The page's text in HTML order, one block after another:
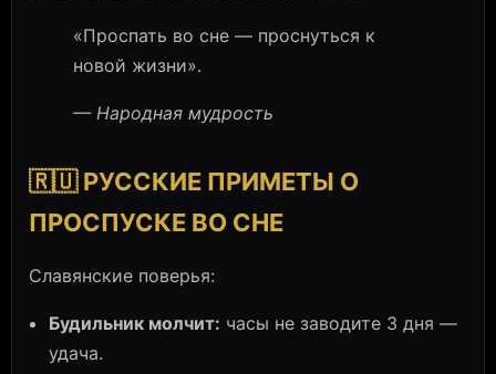
«Проспать во сне — проснуться к
новой жизни».
— Народная мудрость
🇷🇺 РУССКИЕ ПРИМЕТЫ О
ПРОСПУСКЕ ВО СНЕ
Славянские поверья:
Будильник молчит: часы не заводите 3 дня —
удача.